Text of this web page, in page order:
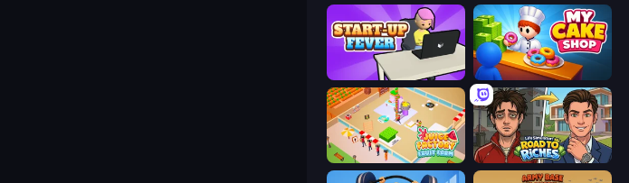
StartUp Fever My Cake Shop
Juice Factory - Fruit Farm Life Simulator: Road to Riches